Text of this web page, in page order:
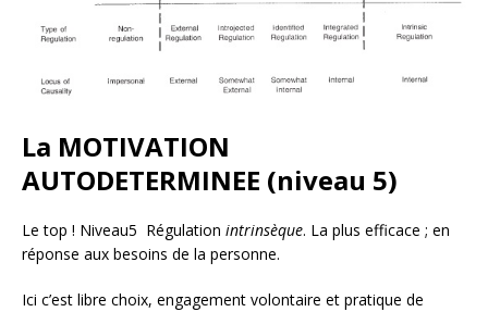
La MOTIVATION
AUTODETERMINEE (niveau 5)
Le top ! Niveau5 Régulation intrinsèque. La plus efficace ; en
réponse aux besoins de la personne.
Ici c’est libre choix, engagement volontaire et pratique de